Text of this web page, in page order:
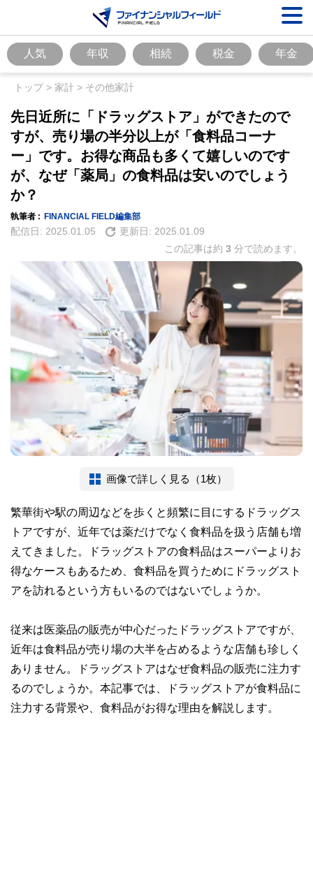
人気 年収 相続 税金 年金
トップ> 家計 > その他家計
先日近所に「ドラッグストア」ができたので
すが、売り場の半分以上が「食料品コーナ
ー」です。お得な商品も多くて嬉しいのです
が、なぜ「薬局」の食料品は安いのでしょう
か？
執筆者 : FINANCIAL FIELD編集部
配信日: 2025.01.05 更新日: 2025.01.09
この記事は約 3 分で読めます。
画像で詳しく見る（1枚）
繁華街や駅の周辺などを歩くと頻繁に目にするドラッグス
トアですが、近年では薬だけでなく食料品を扱う店舗も増
えてきました。ドラッグストアの食料品はスーパーよりお
得なケースもあるため、食料品を買うためにドラッグスト
アを訪れるという方もいるのではないでしょうか。
従来は医薬品の販売が中心だったドラッグストアですが、
近年は食料品が売り場の大半を占めるような店舗も珍しく
ありません。ドラッグストアはなぜ食料品の販売に注力す
るのでしょうか。本記事では、ドラッグストアが食料品に
注力する背景や、食料品がお得な理由を解説します。